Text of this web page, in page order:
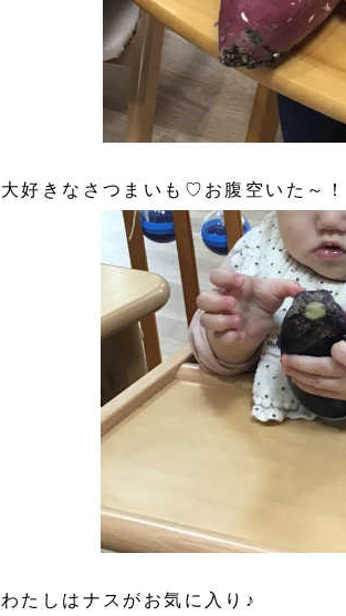
大好きなさつまいも♡お腹空いた～！
わたしはナスがお気に入り♪